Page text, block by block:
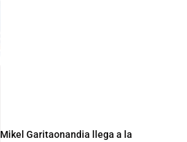
Mikel Garitaonandia llega a la